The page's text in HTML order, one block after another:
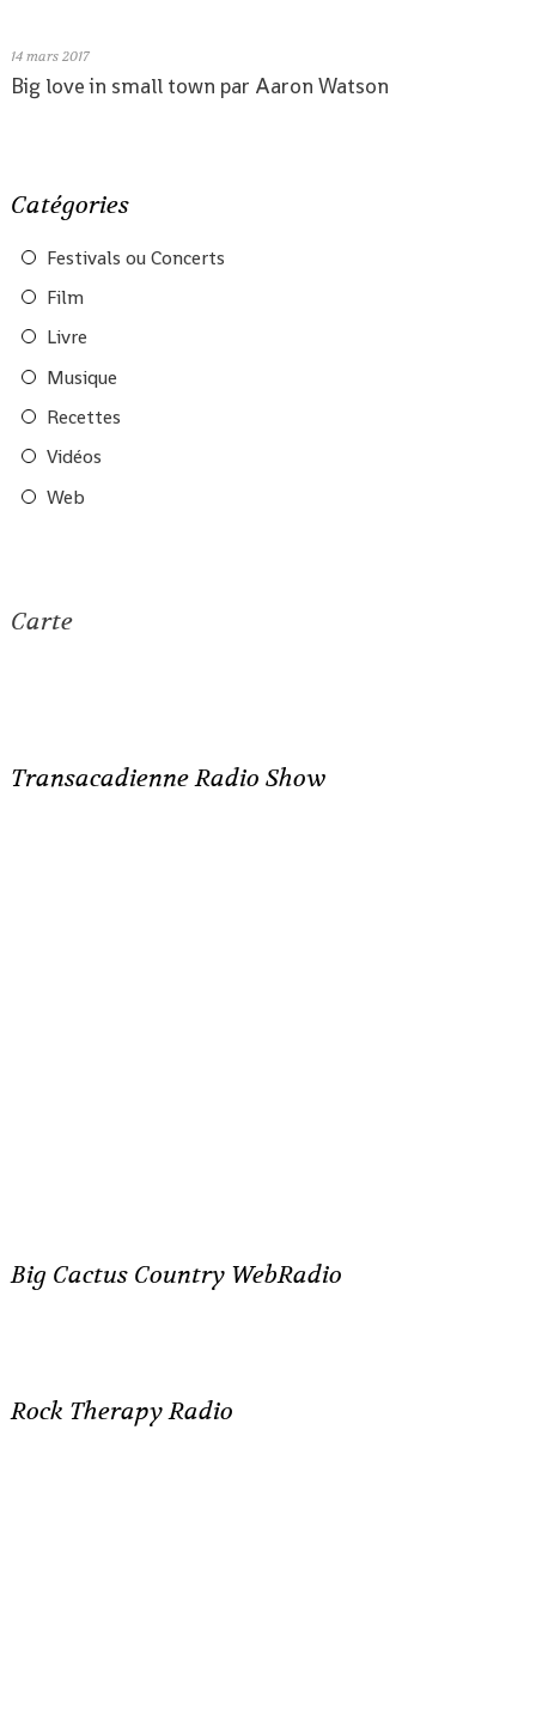
14 mars 2017
Big love in small town par Aaron Watson
Catégories
Festivals ou Concerts
Film
Livre
Musique
Recettes
Vidéos
Web
Carte
Transacadienne Radio Show
Big Cactus Country WebRadio
Rock Therapy Radio